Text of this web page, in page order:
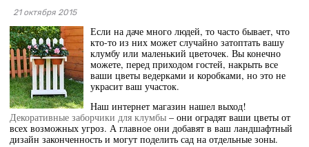
21 октября 2015
Если на даче много людей, то часто бывает, что
кто-то из них может случайно затоптать вашу
клумбу или маленький цветочек. Вы конечно
можете, перед приходом гостей, накрыть все
ваши цветы ведерками и коробками, но это не
украсит ваш участок.
Наш интернет магазин нашел выход!
Декоративные заборчики для клумбы – они оградят ваши цветы от
всех возможных угроз. А главное они добавят в ваш ландшафтный
дизайн законченность и могут поделить сад на отдельные зоны.